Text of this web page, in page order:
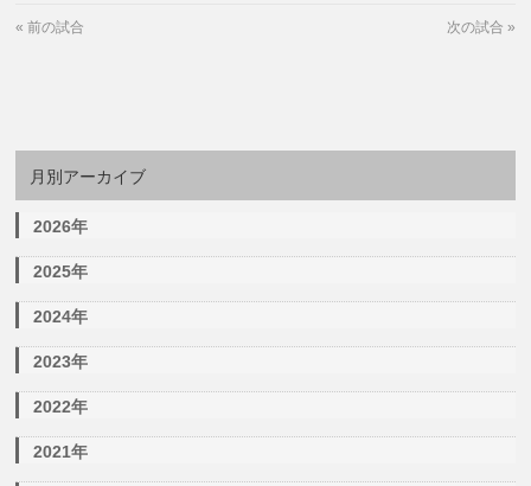
«前の試合 次の試合 »
月別アーカイブ
2026年
2025年
2024年
2023年
2022年
2021年